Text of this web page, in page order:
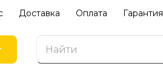
Доставка Оплата Гарантия